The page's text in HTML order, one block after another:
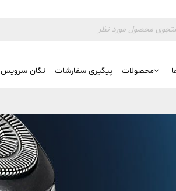
محصولات پیگیری سفارشات نگان سرویس